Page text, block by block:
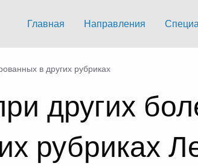
Главная Направления
в других рубриках
других
рубриках